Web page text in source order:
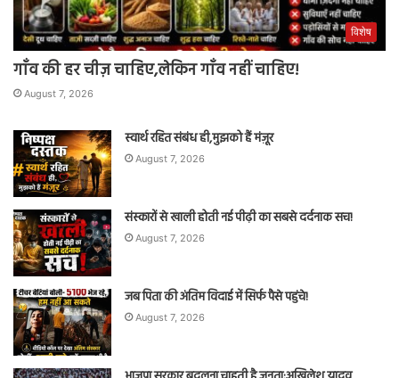
विशेष
गाँव की हर चीज़ चाहिए,लेकिन गाँव नहीं चाहिए!
August 7, 2026
स्वार्थ रहित संबंध ही,मुझको हैं मंज़ूर
August 7, 2026
संस्कारों से खाली होती नई पीढ़ी का सबसे दर्दनाक सच!
August 7, 2026
जब पिता की अंतिम विदाई में सिर्फ पैसे पहुंचे!
August 7, 2026